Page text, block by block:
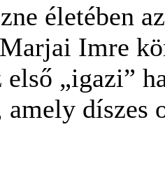
életében
Imre
„igazi”
díszes